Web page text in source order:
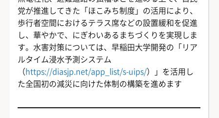
党が推進してきた「ほこみち制度」の活用により、
歩行者空間におけるテラス席などの設置緩和を促進
し、華やかで、にぎわいあるまちづくりを実現しま
す。水害対策については、早稲田大学開発の「リア
ルタイム浸水予測システム
（https://diasjp.net/app_list/s-uips/）」を活用し
た全国初の減災に向けた体制の構築を進めます